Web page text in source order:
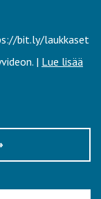
bit.ly/laukkaset
| Lue lisää